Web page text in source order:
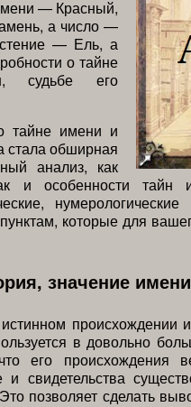
— Красный,
а число —
— Ель, а
о тайне
судьбе его
тайне имени и
стала обширная
анализ, как
и особенности
которые для
значение
происхождении
в довольно
его происхождения
и свидетельства
позволяет сделать